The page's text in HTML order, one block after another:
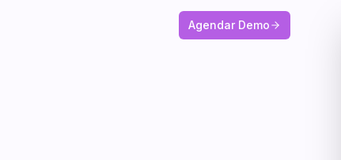
Agendar Demo